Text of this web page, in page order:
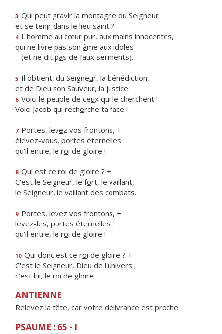
3 Qui peut gravir la montagne du Seigneur
et se tenir dans le lieu saint ?
4 L'homme au cœur pur, aux mains innocentes,
qui ne livre pas son âme aux idoles
(et ne dit pas de faux serments).
5 Il obtient, du Seigneur, la bénédiction,
et de Dieu son Sauveur, la justice.
6 Voici le peuple de ceux qui le cherchent !
Voici Jacob qui recherche ta face !
7 Portes, levez vos frontons, +
élevez-vous, portes éternelles :
qu'il entre, le roi de gloire !
8 Qui est ce roi de gloire ? +
C'est le Seigneur, le fort, le vaillant,
le Seigneur, le vaillant des combats.
9 Portes, levez vos frontons, +
levez-les, portes éternelles :
qu'il entre, le roi de gloire !
10 Qui donc est ce roi de gloire ? +
C'est le Seigneur, Dieu de l'univers ;
c'est lui, le roi de gloire.
ANTIENNE
Relevez la tête, car votre délivrance est proche.
PSAUME : 65 - I